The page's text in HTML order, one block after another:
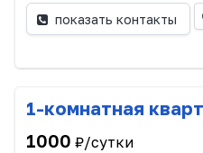
показать контакты
1-комнатная
1000 ₽/сутки